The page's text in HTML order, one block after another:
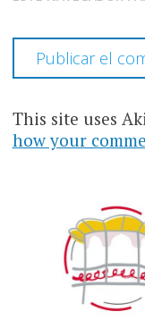
This site uses
how your